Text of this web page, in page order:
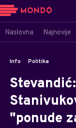
Naslovna Najnovije
Info Politika
"ponude